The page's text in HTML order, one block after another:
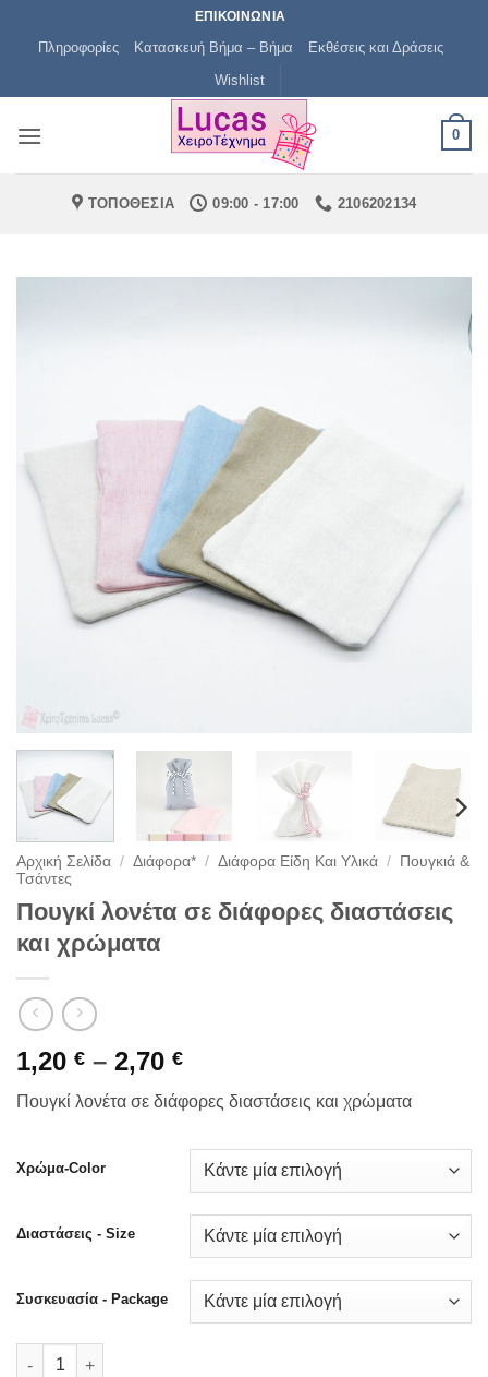
ΕΠΙΚΟΙΝΩΝΙΑ
Πληροφορίες Κατασκευή Βήμα – Βήμα
Εκθέσεις και Δράσεις
Wishlist
0
ΤΟΠΟΘΕΣΙΑ 09:00 - 17:00 2106202134
Αρχική Σελίδα / Διάφορα* / Διάφορα Είδη Και Υλικά /
Πουγκιά &
Τσάντες
Πουγκί λονέτα σε διάφορες διαστάσεις
και χρώματα
1,20 € – 2,70 €Price
range:
1,20 €
2,70 €
Πουγκί λονέτα σε διάφορες διαστάσεις και χρώματα
Χρώμα-Color
Διαστάσεις - Size
Συσκευασία - Package
Πουγκί λονέτα σε διάφορες διαστάσεις και χρώματα ποσότητα